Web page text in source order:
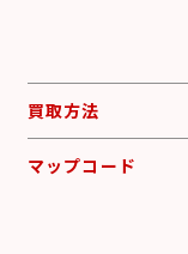
買取方法
マップコード